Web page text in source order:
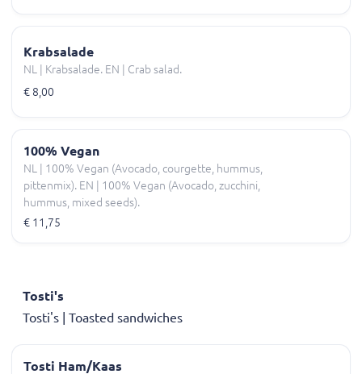
Krabsalade
NL | Krabsalade. EN | Crab salad.
€ 8,00
100% Vegan
NL | 100% Vegan (Avocado, courgette, hummus,
pittenmix). EN | 100% Vegan (Avocado, zucchini,
hummus, mixed seeds).
€ 11,75
Tosti's
Tosti's | Toasted sandwiches
Tosti Ham/Kaas